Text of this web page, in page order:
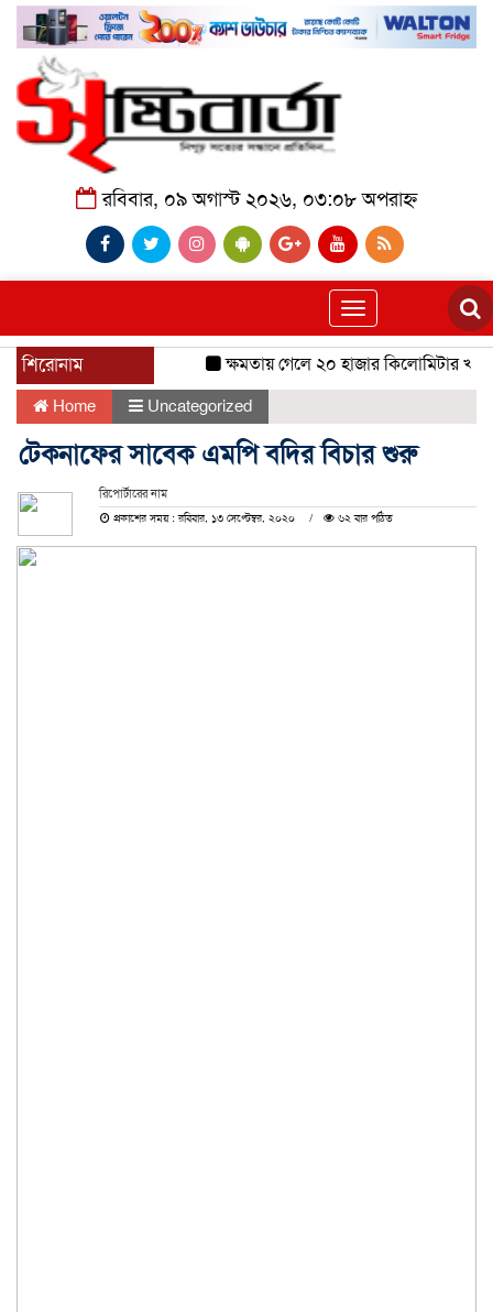
রবিবার, ০৯ অগাস্ট ২০২৬, ০৩:০৮ অপরাহ্ন
Toggle
navigation
শিরোনাম ক্ষমতায় গেলে ২০ হাজার কিলোমিটার খাল
Home Uncategorized
টেকনাফের সাবেক এমপি বদির বিচার শুরু
রিপোর্টারের নাম
প্রকাশের সময় : রবিবার, ১৩ সেপ্টেম্বর, ২০২০
৬২ বার পঠিত